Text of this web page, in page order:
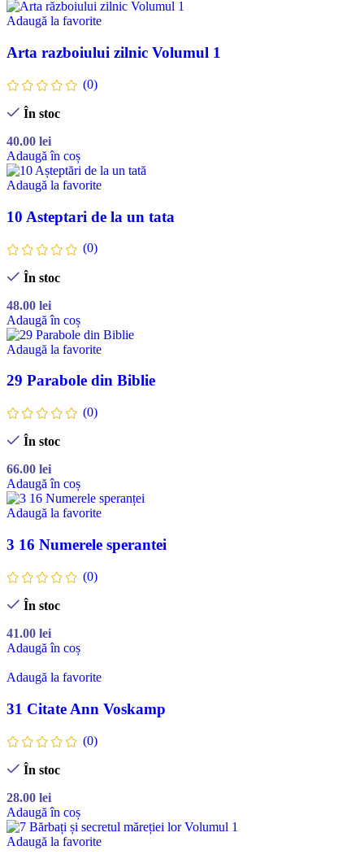
Adaugă la favorite
Arta razboiului zilnic Volumul 1
(0)
În stoc
40.00 lei
Adaugă în coș
Adaugă la favorite
10 Asteptari de la un tata
(0)
În stoc
48.00 lei
Adaugă în coș
Adaugă la favorite
29 Parabole din Biblie
(0)
În stoc
66.00 lei
Adaugă în coș
Adaugă la favorite
3 16 Numerele sperantei
(0)
În stoc
41.00 lei
Adaugă în coș
Adaugă la favorite
31 Citate Ann Voskamp
(0)
În stoc
28.00 lei
Adaugă în coș
Adaugă la favorite